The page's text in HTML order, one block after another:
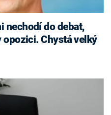
nechodí do debat,
Chystá velký